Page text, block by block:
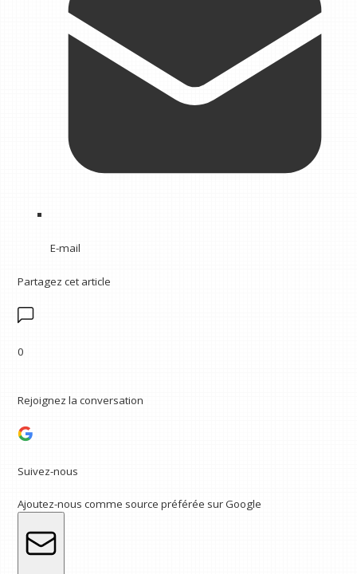
E-mail
Partagez cet article
0
Rejoignez la conversation
Suivez-nous
Ajoutez-nous comme source préférée sur Google